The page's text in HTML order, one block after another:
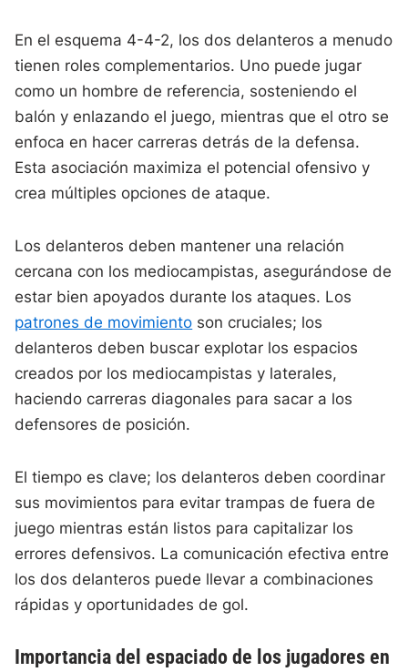
En el esquema 4-4-2, los dos delanteros a menudo
tienen roles complementarios. Uno puede jugar
como un hombre de referencia, sosteniendo el
balón y enlazando el juego, mientras que el otro se
enfoca en hacer carreras detrás de la defensa.
Esta asociación maximiza el potencial ofensivo y
crea múltiples opciones de ataque.
Los delanteros deben mantener una relación
cercana con los mediocampistas, asegurándose de
estar bien apoyados durante los ataques. Los
patrones de movimiento son cruciales; los
delanteros deben buscar explotar los espacios
creados por los mediocampistas y laterales,
haciendo carreras diagonales para sacar a los
defensores de posición.
El tiempo es clave; los delanteros deben coordinar
sus movimientos para evitar trampas de fuera de
juego mientras están listos para capitalizar los
errores defensivos. La comunicación efectiva entre
los dos delanteros puede llevar a combinaciones
rápidas y oportunidades de gol.
Importancia del espaciado de los jugadores en